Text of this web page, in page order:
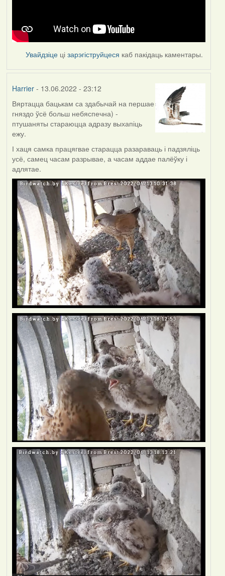
Увайдзіце цізарэгіструйцеся каб пакідаць каментары.
Harrier- 13.06.2022 - 23:12
Вяртацца бацькам са здабычай на першае
гняздо ўсё больш небяспечна) -
птушаняты стараюцца адразу выхапіць
ежу.
І хаця самка працягвае старацца разараваць і падзяліць
усё, самец часам разрывае, а часам аддае палёўку і
адлятае.